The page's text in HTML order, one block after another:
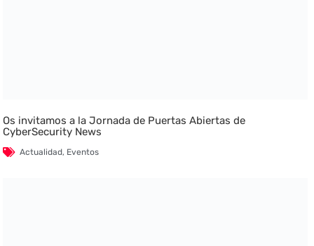
Os invitamos a la Jornada de Puertas Abiertas de
CyberSecurity News
Actualidad, Eventos